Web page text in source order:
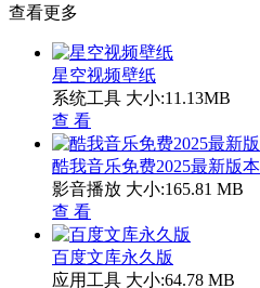
查看更多
星空视频壁纸
系统工具 大小:11.13MB
查 看
酷我音乐免费2025最新版本
影音播放 大小:165.81 MB
查 看
百度文库永久版
应用工具 大小:64.78 MB